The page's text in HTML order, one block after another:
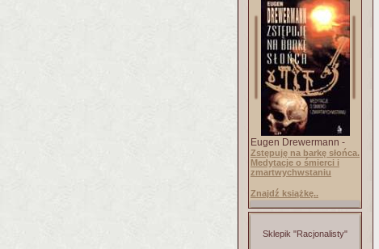
Eugen Drewermann -
Zstępuję na barkę słońca.
Medytacje o śmierci i
zmartwychwstaniu
Znajdź książkę..
Sklepik "Racjonalisty"